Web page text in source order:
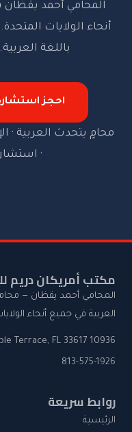
المحامي أحمد يقظان
أنحاء الولايات
باللغة
احجز
محامٍ يتحدث العربية ·
·
مكتب أمريكان دريم
المحامي أحمد يقظان —
العربية في جميع أنحاء
10936 N 56th St, Suite 201, Temple Terrace, FL 33617
813-575-1926
روابط سريعة
الرئيسية